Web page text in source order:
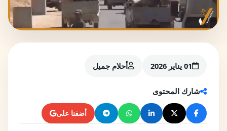
01 يناير 2026 أحلام جميل
شارك المحتوى
أضفنا على